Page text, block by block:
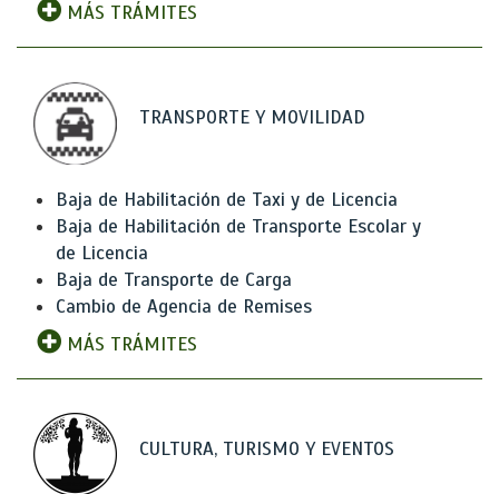
MÁS TRÁMITES
TRANSPORTE Y MOVILIDAD
Baja de Habilitación de Taxi y de Licencia
Baja de Habilitación de Transporte Escolar y
de Licencia
Baja de Transporte de Carga
Cambio de Agencia de Remises
MÁS TRÁMITES
CULTURA, TURISMO Y EVENTOS